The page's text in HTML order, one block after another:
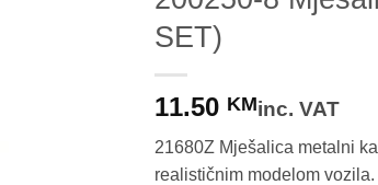
SET)
11.50 KMinc. VAT
21680Z Mješalica metalni
realističnim modelom vozila.